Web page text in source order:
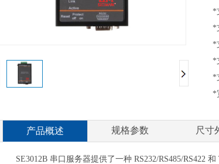
*
*
*
*
*
*
产品概述 规格参数 尺寸
SE3012B 串口服务器提供了一种 RS232/RS485/RS422